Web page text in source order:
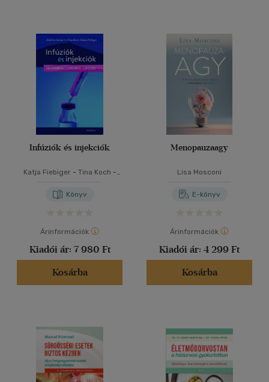
Infúziók és injekciók
Katja Fiebiger - Tina Koch -
Könyv
Árinformációk
Kiadói ár: 7 980 Ft
Kosárba
Menopauzaagy
Lisa Mosconi
E-könyv
Árinformációk
Kiadói ár: 4 299 Ft
Kosárba